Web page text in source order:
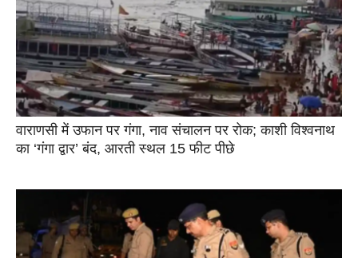
वाराणसी में उफान पर गंगा, नाव संचालन पर रोक; काशी विश्वनाथ
का ‘गंगा द्वार’ बंद, आरती स्थल 15 फीट पीछे